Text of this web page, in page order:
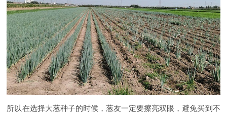
所以在选择大葱种子的时候，葱友一定要擦亮双眼，避免买到不